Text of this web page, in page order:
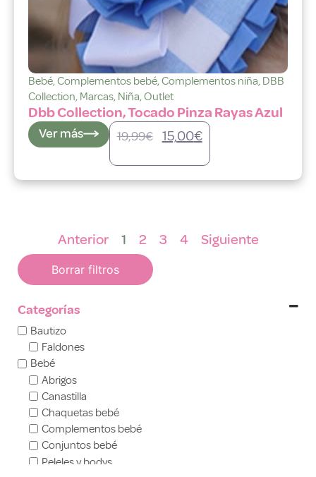
Borrar filtros
Categorías
Bautizo
Faldones
Bebé
Abrigos
Canastilla
Chaquetas bebé
Complementos bebé
Conjuntos bebé
Peleles y bodys
Bebé,Complementos bebé,Complementos niña, DBB
Collection, Marcas, Niña,Outlet
Dbb Collection, Tocado Pinza Rayas Azul
Ver más 19,99€ 15,00€
Anterior 1 2 3 4 Siguiente